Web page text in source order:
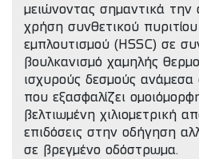
μειώνοντας σημαντικά την
χρήση συνθετικού
εμπλουτισμού (HSSC) σε
βουλκανισμό χαμηλής
ισχυρούς δεσμούς
που εξασφαλίζει
βελτιωμένη χιλιομετρική
επιδόσεις στην οδήγηση
σε βρεγμένο οδόστρωμα.